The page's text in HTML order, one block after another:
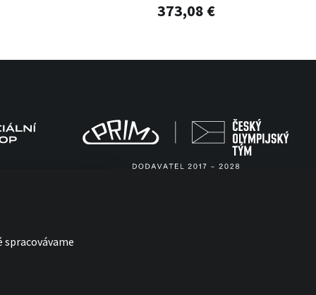
373,08 €
spracovávame